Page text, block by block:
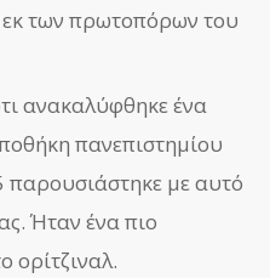
των πρωτοπόρων του
ανακαλύφθηκε ένα
πανεπιστημίου
παρουσιάστηκε με αυτό
Ήταν ένα πιο
ορίτζιναλ.